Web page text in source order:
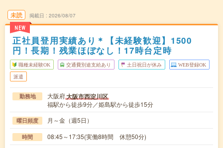
未読
NEW
掲載日 2026/08/07
正社員登用実績あり＊【未経験歓迎】1500
円！長期！残業ほぼなし！17時台定時
職種未経験OK 交通費別途支給あり 土日祝日が休み WEB登録OK
派遣
勤務地 大阪府大阪市西淀川区
福駅から徒歩9分／姫島駅から徒歩15分
曜日頻度 月～金（週5日）
時間 08:45～17:35(実働8時間 休憩50分)